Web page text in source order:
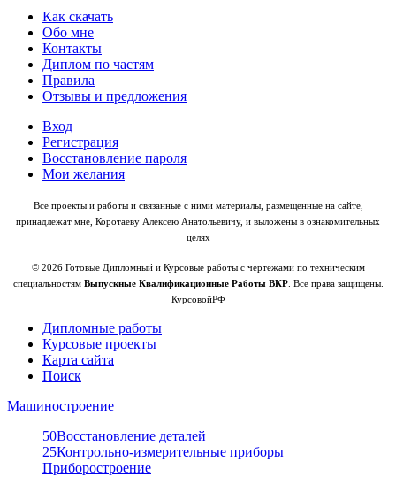
Как скачать
Обо мне
Контакты
Диплом по частям
Правила
Отзывы и предложения
Вход
Регистрация
Восстановление пароля
Мои желания
Все проекты и работы и связанные с ними материалы, размещенные на сайте,
принадлежат мне, Коротаеву Алексею Анатольевичу, и выложены в ознакомительных
целях
© 2026 Готовые Дипломный и Курсовые работы с чертежами по техническим
специальностям Выпускные Квалификационные Работы ВКР. Все права защищены.
КурсовойРФ
Дипломные работы
Курсовые проекты
Карта сайта
Поиск
Машиностроение
50Восстановление деталей
25Контрольно-измерительные приборы
Приборостроение